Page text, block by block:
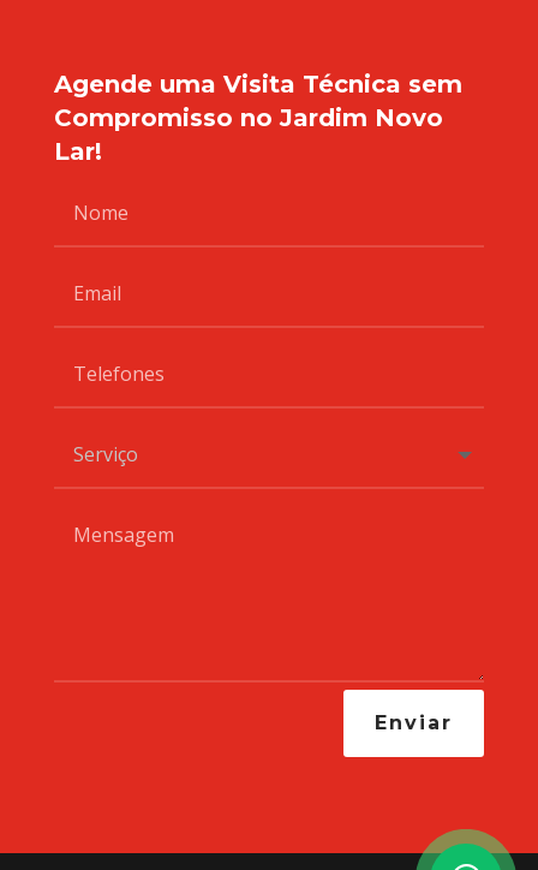
Agende uma Visita Técnica sem
Compromisso no Jardim Novo
Lar!
Enviar